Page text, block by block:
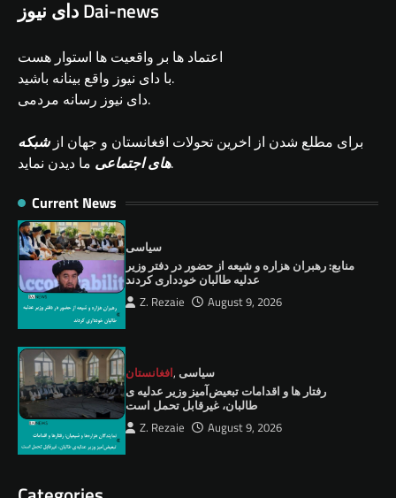
دای نیوز Dai-news
اعتماد ها بر واقعیت ها استوار هست
با دای نیوز واقع بینانه باشید.
دای نیوز رسانه مردمی.
برای مطلع شدن از اخرین تحولات افغانستان و جهان ازشبکه
های اجتماعیما دیدن نماید.
Current News
سیاسی
منابع: رهبران هزاره و شیعه از حضور در دفتر وزیر
عدلیه طالبان خودداری کردند
Z. Rezaie August 9, 2026
افغانستان, سیاسی
رفتار ها و اقدامات تبعیض‌آمیز وزیر عدلیه ی
طالبان، ‏غیرقابل تحمل است
Z. Rezaie August 9, 2026